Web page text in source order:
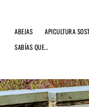
ABEJAS APICULTURA
SABÍAS QUE...